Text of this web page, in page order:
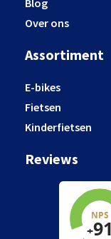
Blog
Over ons
Assortiment
E-bikes
Fietsen
Kinderfietsen
Reviews